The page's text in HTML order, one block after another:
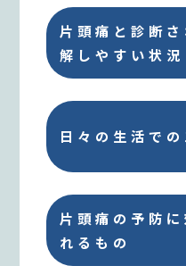
片頭痛と診断
解しやすい状況
日々の生活での
片頭痛の予防
れるもの